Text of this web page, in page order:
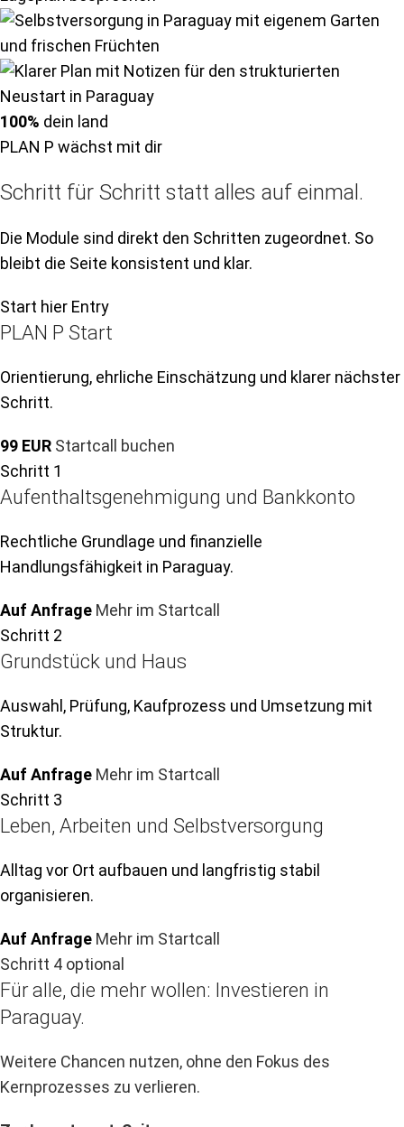
100% dein land
PLAN P wächst mit dir
Schritt für Schritt statt alles auf einmal.
Die Module sind direkt den Schritten zugeordnet. So
bleibt die Seite konsistent und klar.
Start hier Entry
PLAN P Start
Orientierung, ehrliche Einschätzung und klarer nächster
Schritt.
99 EUR Startcall buchen
Schritt 1
Aufenthaltsgenehmigung und Bankkonto
Rechtliche Grundlage und finanzielle
Handlungsfähigkeit in Paraguay.
Auf Anfrage Mehr im Startcall
Schritt 2
Grundstück und Haus
Auswahl, Prüfung, Kaufprozess und Umsetzung mit
Struktur.
Auf Anfrage Mehr im Startcall
Schritt 3
Leben, Arbeiten und Selbstversorgung
Alltag vor Ort aufbauen und langfristig stabil
organisieren.
Auf Anfrage Mehr im Startcall
Schritt 4 optional
Für alle, die mehr wollen: Investieren in
Paraguay.
Weitere Chancen nutzen, ohne den Fokus des
Kernprozesses zu verlieren.